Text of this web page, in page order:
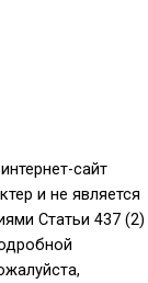
сайт
и не является
Статьи 437 (2)